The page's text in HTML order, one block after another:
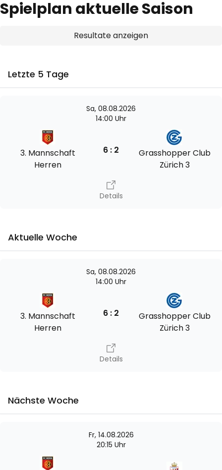
Spielplan aktuelle Saison
Resultate anzeigen
Letzte 5 Tage
Sa, 08.08.2026
14:00 Uhr
3. Mannschaft
Herren
6 : 2
Grasshopper Club
Zürich 3
Details
Aktuelle Woche
Sa, 08.08.2026
14:00 Uhr
3. Mannschaft
Herren
6 : 2
Grasshopper Club
Zürich 3
Details
Nächste Woche
Fr, 14.08.2026
20:15 Uhr